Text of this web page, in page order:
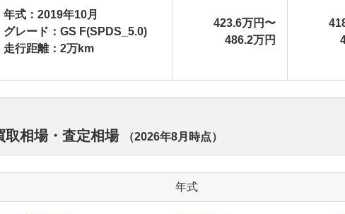
年式：2019年10月
グレード：GS F(SPDS_5.0)
走行距離：2万km
423.6万円〜
486.2万円
取相場・査定相場 （2026年8月 時点）
年式